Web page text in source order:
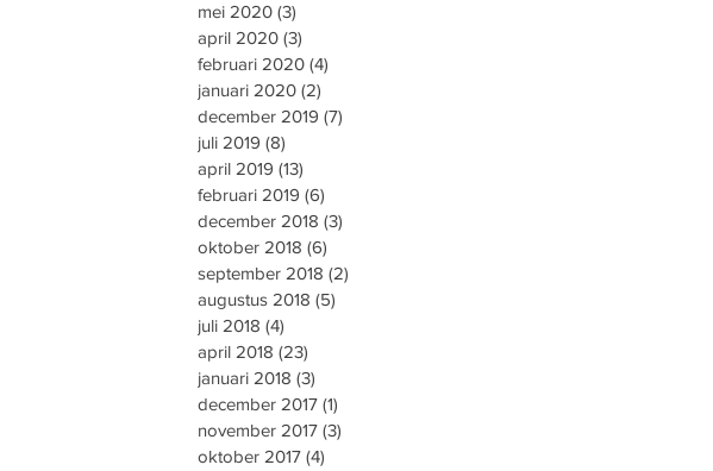
mei 2020 (3)
april 2020 (3)
februari 2020 (4)
januari 2020 (2)
december 2019 (7)
juli 2019 (8)
april 2019 (13)
februari 2019 (6)
december 2018 (3)
oktober 2018 (6)
september 2018 (2)
augustus 2018 (5)
juli 2018 (4)
april 2018 (23)
januari 2018 (3)
december 2017 (1)
november 2017 (3)
oktober 2017 (4)